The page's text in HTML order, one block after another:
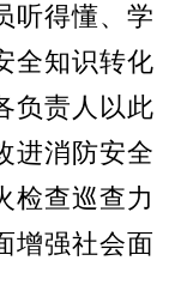
听得懂、学
全知识转化
负责人以此
进消防安全
检查巡查力
增强社会面